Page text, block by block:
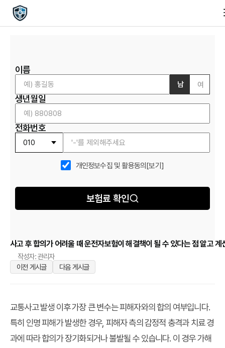
이름
남 여
생년월일
전화번호
개인정보수집 및 활용동의 [보기]
보험료 확인
사고 후 합의가 어려울 때 운전자보험이 해결책이 될 수 있다는 점 알고 계
작성자: 관리자
이전 게시글
다음 게시글
교통사고 발생 이후 가장 큰 변수는 피해자와의 합의 여부입니다.
특히 인명 피해가 발생한 경우, 피해자 측의 감정적 충격과 치료 경
과에 따라 합의가 장기화되거나 불발될 수 있습니다. 이 경우 가해